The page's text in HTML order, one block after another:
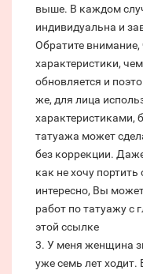
выше. В каждом
индивидуальна и
Обратите внимание,
характеристики,
обновляется и
же, для лица
характеристиками,
татуажа может
без коррекции.
как не хочу
интересно, Вы
работ по татуажу с
этой ссылке
3. У меня женщина
уже семь лет ходит.